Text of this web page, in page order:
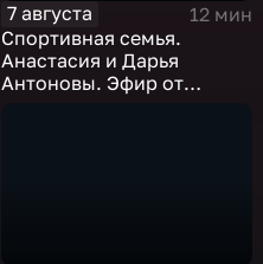
7 августа
12 мин
Спортивная семья.
Анастасия и Дарья
Антоновы. Эфир от